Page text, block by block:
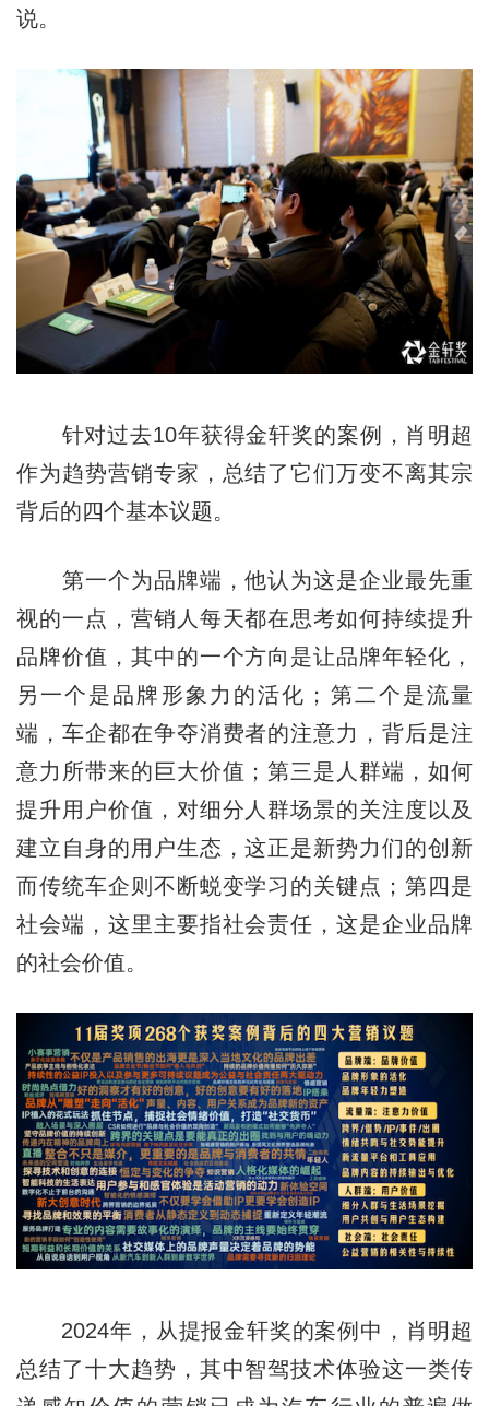
说。
针对过去10年获得金轩奖的案例，肖明超
作为趋势营销专家，总结了它们万变不离其宗
背后的四个基本议题。
第一个为品牌端，他认为这是企业最先重
视的一点，营销人每天都在思考如何持续提升
品牌价值，其中的一个方向是让品牌年轻化，
另一个是品牌形象力的活化；第二个是流量
端，车企都在争夺消费者的注意力，背后是注
意力所带来的巨大价值；第三是人群端，如何
提升用户价值，对细分人群场景的关注度以及
建立自身的用户生态，这正是新势力们的创新
而传统车企则不断蜕变学习的关键点；第四是
社会端，这里主要指社会责任，这是企业品牌
的社会价值。
2024年，从提报金轩奖的案例中，肖明超
总结了十大趋势，其中智驾技术体验这一类传